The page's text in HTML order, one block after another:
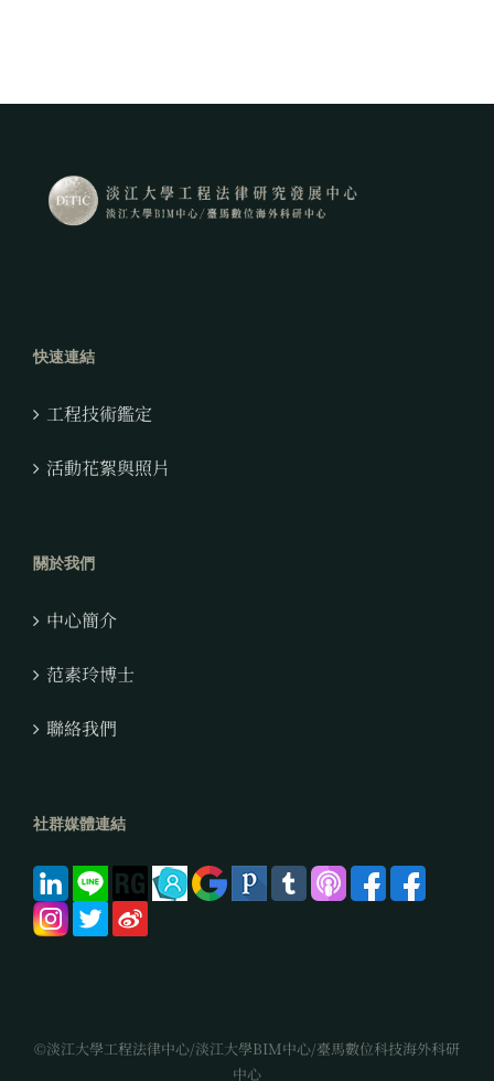
快速連結
工程技術鑑定
活動花絮與照片
關於我們
中心簡介
范素玲博士
聯絡我們
社群媒體連結
©淡江大學工程法律中心/淡江大學BIM中心/臺馬數位科技海外科研
中心